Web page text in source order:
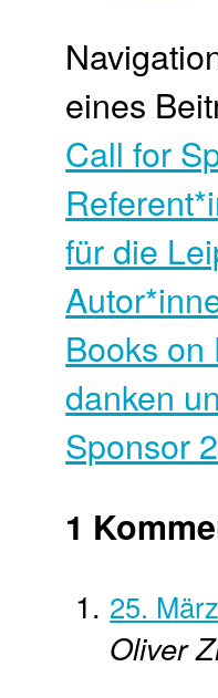
eines
Call for
für die
Books
danken
Sponsor
1
25.
Oliver